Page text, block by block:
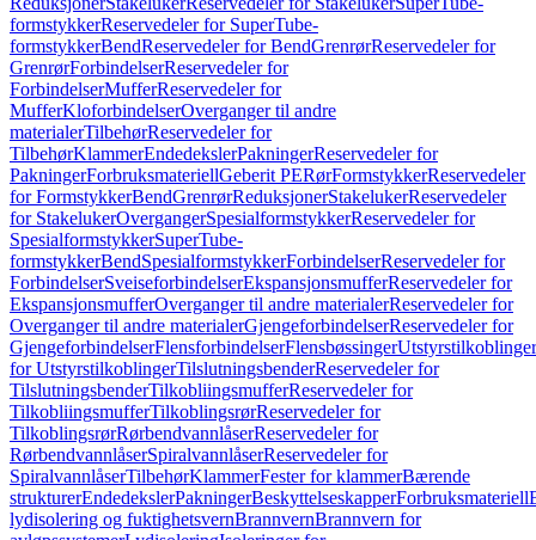
formstykkerReservedeler for SuperTube-
formstykkerBendReservedeler for BendGrenrørReservedeler for
GrenrørForbindelserReservedeler for
ForbindelserMufferReservedeler for
MufferKloforbindelserOverganger til andre
materialerTilbehørReservedeler for
TilbehørKlammerEndedekslerPakningerReservedeler for
PakningerForbruksmateriellGeberit PERørFormstykkerReservedeler
for FormstykkerBendGrenrørReduksjonerStakelukerReservedeler
for StakelukerOvergangerSpesialformstykkerReservedeler for
SpesialformstykkerSuperTube-
formstykkerBendSpesialformstykkerForbindelserReservedeler for
ForbindelserSveiseforbindelserEkspansjonsmufferReservedeler for
EkspansjonsmufferOverganger til andre materialerReservedeler for
Overganger til andre materialerGjengeforbindelserReservedeler for
GjengeforbindelserFlensforbindelserFlensbøssingerUtstyrstilkoblinger
for UtstyrstilkoblingerTilslutningsbenderReservedeler for
TilslutningsbenderTilkobliingsmufferReservedeler for
TilkobliingsmufferTilkoblingsrørReservedeler for
TilkoblingsrørRørbendvannlåserReservedeler for
RørbendvannlåserSpiralvannlåserReservedeler for
SpiralvannlåserTilbehørKlammerFester for klammerBærende
strukturerEndedekslerPakningerBeskyttelseskapperForbruksmateriell
lydisolering og fuktighetsvernBrannvernBrannvern for